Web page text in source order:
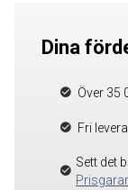
Dina
Över 35
Fri
Sett det